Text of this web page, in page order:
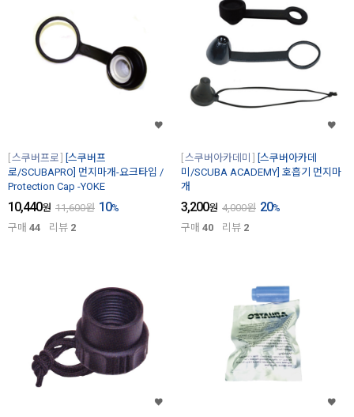
스쿠버프로
[스쿠버프
로/SCUBAPRO] 먼지마개-요크타입 /
Protection Cap -YOKE
10,440원 11,600원 10%
구매 44 리뷰 2
스쿠버아카데미
[스쿠버아카데
미/SCUBA ACADEMY] 호흡기 먼지마
개
3,200원 4,000원 20%
구매 40 리뷰 2